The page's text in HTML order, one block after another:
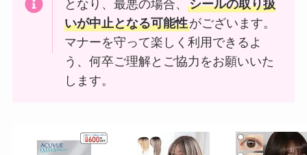
となり、最悪の場合、シールの取り扱
いが中止となる可能性がございます。
マナーを守って楽しく利用できるよ
う、何卒ご理解とご協力をお願いいた
します。